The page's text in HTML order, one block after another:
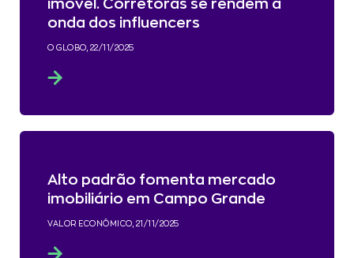
imóvel. Corretoras se rendem à
onda dos influencers
O GLOBO, 22/11/2025
Alto padrão fomenta mercado
imobiliário em Campo Grande
VALOR ECONÔMICO, 21/11/2025